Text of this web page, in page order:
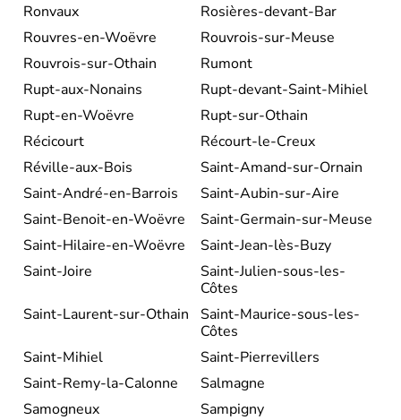
Ronvaux
Rosières-devant-Bar
Rouvres-en-Woëvre
Rouvrois-sur-Meuse
Rouvrois-sur-Othain
Rumont
Rupt-aux-Nonains
Rupt-devant-Saint-Mihiel
Rupt-en-Woëvre
Rupt-sur-Othain
Récicourt
Récourt-le-Creux
Réville-aux-Bois
Saint-Amand-sur-Ornain
Saint-André-en-Barrois
Saint-Aubin-sur-Aire
Saint-Benoit-en-Woëvre
Saint-Germain-sur-Meuse
Saint-Hilaire-en-Woëvre
Saint-Jean-lès-Buzy
Saint-Joire
Saint-Julien-sous-les-
Côtes
Saint-Laurent-sur-Othain
Saint-Maurice-sous-les-
Côtes
Saint-Mihiel
Saint-Pierrevillers
Saint-Remy-la-Calonne
Salmagne
Samogneux
Sampigny